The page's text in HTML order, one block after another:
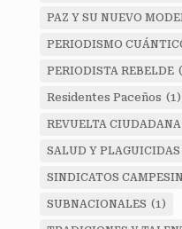
PAZ Y SU NUEVO
PERIODISMO
PERIODISTA REBELDE
Residentes Paceños (1)
REVUELTA CIUDADANA
SALUD Y PLAGUICIDAS
SINDICATOS
SUBNACIONALES (1)